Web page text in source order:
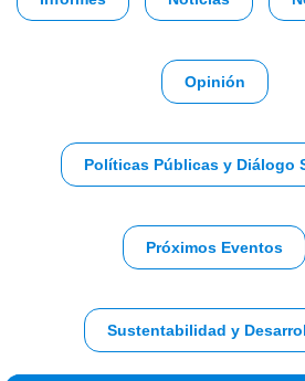
Opinión
Políticas Públicas y Diálogo
Próximos Eventos
Sustentabilidad y